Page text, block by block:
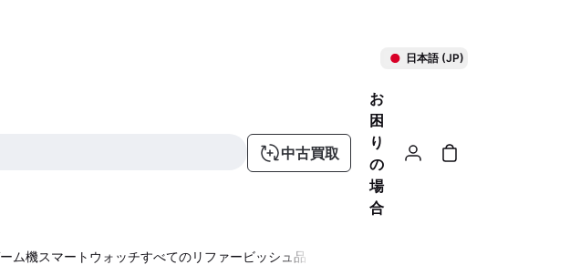
日本語 (JP)
中古買取
お
困
り
の
場
合
ム機スマートウォッチすべてのリファービッシュ品